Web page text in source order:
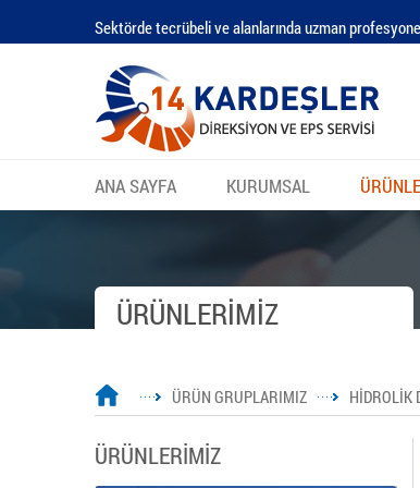
Sektörde tecrübeli ve alanlarında uzman
ANA SAYFA KURUMSAL
ÜRÜNLERİMİZ
ÜRÜN GRUPLARIMIZ HİDROLİK
ÜRÜNLERİMİZ